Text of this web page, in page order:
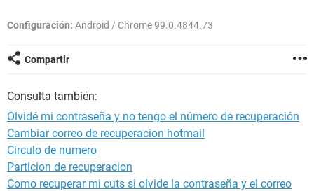
Configuración: Android / Chrome 99.0.4844.73
Compartir
Consulta también:
Olvidé mi contraseña y no tengo el número de recuperación
Cambiar correo de recuperacion hotmail
Circulo de numero
Particion de recuperacion
Como recuperar mi cuts si olvide la contraseña y el correo